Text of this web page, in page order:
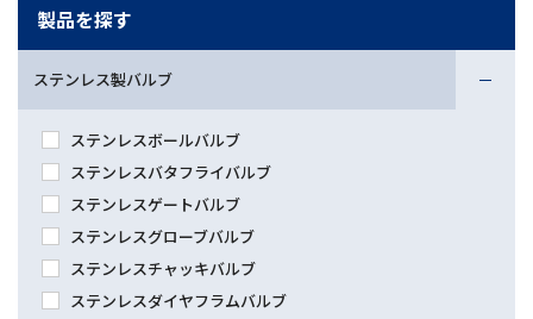
製品を探す
ステンレス製バルブ
ステンレスボールバルブ
ステンレスバタフライバルブ
ステンレスゲートバルブ
ステンレスグローブバルブ
ステンレスチャッキバルブ
ステンレスダイヤフラムバルブ